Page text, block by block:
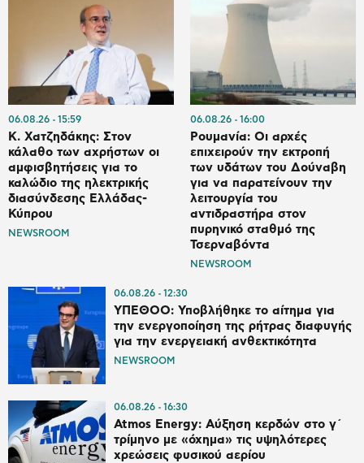
06.08.26 15:59
Κ. Χατζηδάκης: Στον
κάλαθο των αχρήστων οι
αμφισβητήσεις για το
καλώδιο της ηλεκτρικής
διασύνδεσης Ελλάδας-
Κύπρου
NEWSROOM
06.08.26 16:00
Ρουμανία: Οι αρχές
επιχειρούν την εκτροπή
των υδάτων του Δούναβη
για να παρατείνουν την
λειτουργία του
αντιδραστήρα στον
πυρηνικό σταθμό της
Τσερναβόντα
NEWSROOM
06.08.26 12:30
ΥΠΕΘΟΟ: Υποβλήθηκε το αίτημα για
την ενεργοποίηση της ρήτρας διαφυγής
για την ενεργειακή ανθεκτικότητα
NEWSROOM
06.08.26 16:30
Atmos Energy: Αύξηση κερδών στο γ΄
τρίμηνο με «όχημα» τις υψηλότερες
χρεώσεις φυσικού αερίου